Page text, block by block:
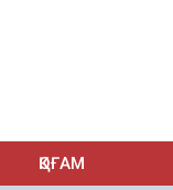
ҚОҒАМ